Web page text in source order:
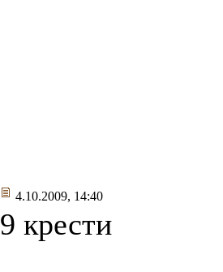
4.10.2009, 14:40
9 крести